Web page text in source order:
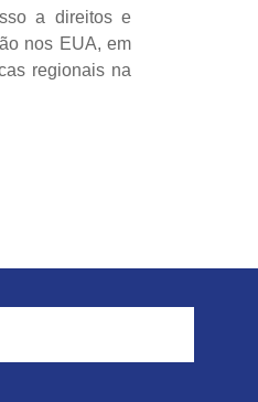
a direitos e
nos EUA, em
regionais na